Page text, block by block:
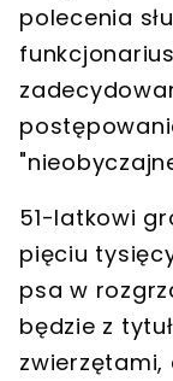
polecenia
51-latkowi
pięciu
psa w
będzie z